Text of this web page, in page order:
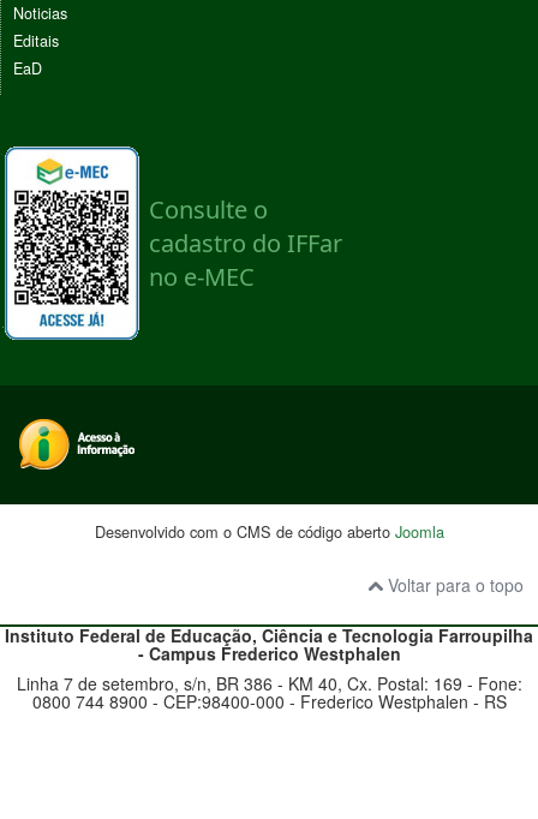
Noticias
Editais
EaD
Desenvolvido com o CMS de código aberto Joomla
Voltar para o topo
Instituto Federal de Educação, Ciência e TecnologiaFarroupilha
- Campus Frederico Westphalen
Linha 7 de setembro, s/n, BR 386 - KM 40, Cx. Postal: 169 - Fone:
0800 744 8900 - CEP:98400-000 - Frederico Westphalen - RS